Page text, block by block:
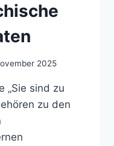
2025
„Sie sind zu
zu den